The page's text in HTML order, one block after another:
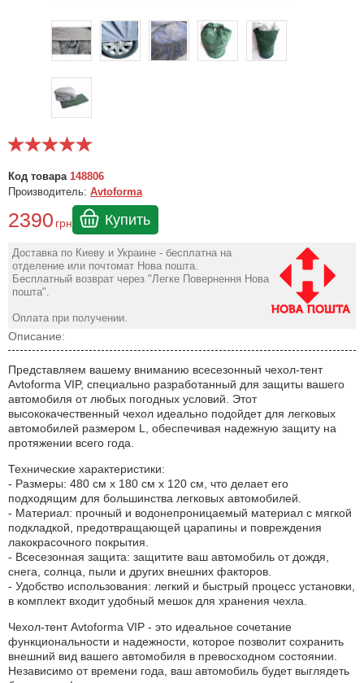
Код товара 148806
Производитель: Avtoforma
2390 грн Купить
Доставка по Киеву и Украине - бесплатна на
отделение или почтомат Нова пошта.
Бесплатный возврат через "Легке Повернення Нова
пошта".
Оплата при получении.
Описание:
Представляем вашему вниманию всесезонный чехол-тент
Avtoforma VIP, специально разработанный для защиты вашего
автомобиля от любых погодных условий. Этот
высококачественный чехол идеально подойдет для легковых
автомобилей размером L, обеспечивая надежную защиту на
протяжении всего года.
Технические характеристики:
- Размеры: 480 см x 180 см x 120 см, что делает его
подходящим для большинства легковых автомобилей.
- Материал: прочный и водонепроницаемый материал с мягкой
подкладкой, предотвращающей царапины и повреждения
лакокрасочного покрытия.
- Всесезонная защита: защитите ваш автомобиль от дождя,
снега, солнца, пыли и других внешних факторов.
- Удобство использования: легкий и быстрый процесс установки,
в комплект входит удобный мешок для хранения чехла.
Чехол-тент Avtoforma VIP - это идеальное сочетание
функциональности и надежности, которое позволит сохранить
внешний вид вашего автомобиля в превосходном состоянии.
Независимо от времени года, ваш автомобиль будет выглядеть